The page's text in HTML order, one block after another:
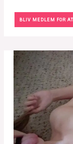
BLIV MEDLEM FOR